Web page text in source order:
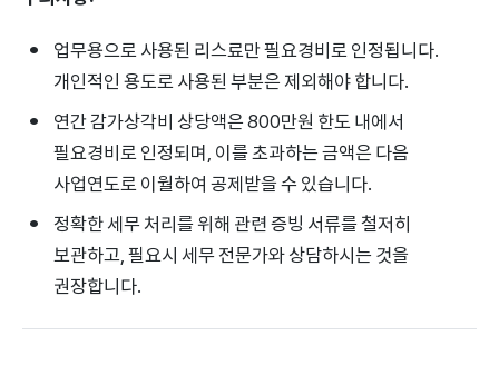
업무용으로 사용된 리스료만 필요경비로 인정됩니다.
개인적인 용도로 사용된 부분은 제외해야 합니다.
연간 감가상각비 상당액은 800만원 한도 내에서
필요경비로 인정되며, 이를 초과하는 금액은 다음
사업연도로 이월하여 공제받을 수 있습니다.
정확한 세무 처리를 위해 관련 증빙 서류를 철저히
보관하고, 필요시 세무 전문가와 상담하시는 것을
권장합니다.